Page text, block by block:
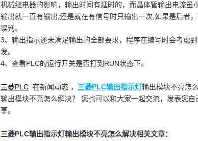
机械继电器的影响，输出时间有延时的，而晶体管输出电流
输出就一直有输出,还是就在有信号时只输出一次,如果是后者
误判。
3、输出指示还未满足输出的全部要求，程序在编写时会考虑
发。
4、查看PLC的运行开关是否打到RUN状态下。
三菱PLC 在新闻动态 ， 三菱PLC输出指示灯输出模块不亮怎
输出模块不亮怎么解决？ 您也可以和大家一起交流，发表您
享。
三菱PLC输出指示灯输出模块不亮怎么解决相关文章：